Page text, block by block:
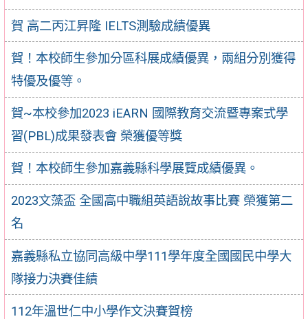
賀 高二丙江昇隆 IELTS測驗成績優異
賀！本校師生參加分區科展成績優異，兩組分別獲得
特優及優等。
賀~本校參加2023 iEARN 國際教育交流暨專案式學
習(PBL)成果發表會 榮獲優等獎
賀！本校師生參加嘉義縣科學展覽成績優異。
2023文藻盃 全國高中職組英語說故事比賽 榮獲第二
名
嘉義縣私立協同高級中學111學年度全國國民中學大
隊接力決賽佳績
112年溫世仁中小學作文決賽賀榜